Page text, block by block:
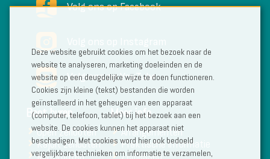
Volg ons op Facebook
Volg ons op YouTube
Boot huren
Open zeilboten
Kajuit zeilboten
Motorboten
Meer info
Arrangementen
Praktische informatie
Zeillessen
Deze website gebruikt cookies om het bezoek naar de
website te analyseren, marketing doeleinden en de
website op een deugdelijke wijze te doen functioneren.
Cookies zijn kleine (tekst) bestanden die worden
geïnstalleerd in het geheugen van een apparaat
(computer, telefoon, tablet) bij het bezoek aan een
website. De cookies kunnen het apparaat niet
beschadigen. Met cookies word hier ook bedoeld
vergelijkbare technieken om informatie te verzamelen,